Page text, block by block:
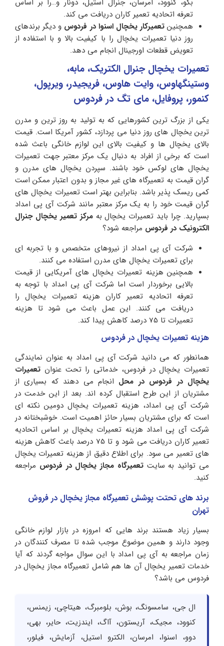
بکو، کنوود، امرسان، جنرال استیل، دونار و…را بر اساس
تعرفه اتحادیه تعمیر کاران دریافت می کند‌.
همچنینتعمیرکار یخچال اسنوا در فردوس و دیگر برندهای
روز دنیا تعمیرات یخچال را با کیفیت بالا و با استفاده از
تعویض قطعات اورجینال انجام می دهد.
تعمیرات یخچال جنرال الکتریک، مابه،
وستینگهاوس، وایت هاوس، فریجیدر، ویرپول،
کنمور، پروفایل، مای تگ در فردوس
یکی از بزرگ ترین کشورهایی که به تولید به روز ترین و مدرن
ترین یخچال های روز دنیا می پردازد، کشور آمریکا است. قیمت
بالای یخچال ها و کیفیت بالای این لوازم خانگی باعث شده
است که برخی از افراد به دنبال یک مرکز معتبر جهت تعمیرات
یخچال های لوکس خود باشند. سپردن یخچال های مدرن و
گران قیمت به تعمیرگاه های غیر مجاز و بدون اعتبار ممکن است
کمی ریسک پذیر باشد. بنابراین بهتر است تعمیرات یخچال های
گران قیمت خود را به یک مرکز معتبر مانند شرکت آی پی امداد
بسپارید. چرا باید تعمیرات یخچال بهمرکز تعمیر یخچال جنرال
الکترونیک در فردوس مراجعه شود؟
شرکت آی پی امداد از نیروهای متخصص و با تجربه ای
برای تعمیرات یخچال های مدرن استفاده می کنند.
همچنین هزینه تعمیرات یخچال های آمریکایی از قیمت
بالایی برخوردار است اما شرکت آی پی امداد با توجه به
تعرفه اتحادیه تعمیر کاران هزینه تعمیرات یخچال را
دریافت می کنند. این عمل باعث می شود تا هزینه
تعمیرات تا 75 درصد کاهش پیدا کند.
هزینه تعمیرات یخچال در فردوس
همانطور که می دانید شرکت آی پی امداد به عنوان نمایندگی
تعمیرات یخچال در فردوس، خدماتی را تحت عنوان تعمیرات
یخچال در فردوس در محل انجام می دهند که بسیاری از
مشتریان از این طرح استقبال کرده اند. بعد از این خدمت در
شرکت آی پی امداد، هزینه تعمیرات یخچال دومین نکته ای
است که برای مشتریان بسیار حائز اهمیت است. خوشبختانه در
شرکت آی پی امداد هزینه تعمیرات یخچال بر اساس اتحادیه
تعمیر کاران دریافت می شود و تا 75 درصد باعث کاهش هزینه
های تعمیر می سود. برای اطلاع دقیق از هزینه تعمیرات یخچال
می توانید به سایتتعمیرگاه مجاز یخچال در فردوس مراجعه
کنید.
برند های تحتت پوشش تعمیرگاه مجاز یخچال در فروش
تهران
بسیار زیاد هستند برند هایی که امروزه در بازار لوازم خانگی
وجود دارند و همین موضوع موجب شده تا مصرف کنندگان در
زمان مراجعه به آی پی امداد با این سوال مواجه گردند که آیا
خدمات تعمیر یخچال آن ها هم شامل تعمیرگاه مجاز یخچال در
فردوس می باشد؟
ال جی، سامسونگ، بوش، بلومبرگ، هیتاچی، زیمنس،
کنوود، مجیک، آریستون، آاگ، ایندزیت، حایر، بهی،
دوو، اسنوا، امرسان، الکترو استیل، آزمایش، فیلور،